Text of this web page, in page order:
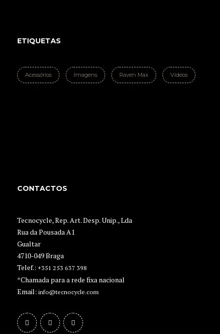
ETIQUETAS
Acessórios Imagens Raven Max Videos
CONTACTOS
Tecnocycle, Rep. Art. Desp. Unip., Lda
Rua da Pousada A1
Gualtar
4710-049 Braga
Telef.: +351 253 637 398
*Chamada para a rede fixa nacional
Email: info@tecnocycle.com